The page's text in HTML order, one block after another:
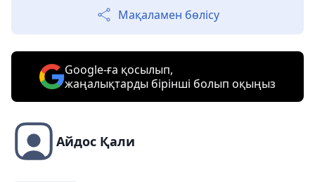
Мақаламен бөлісу
Google-ға қосылып,
жаңалықтарды бірінші болып оқыңыз
Айдос Қали